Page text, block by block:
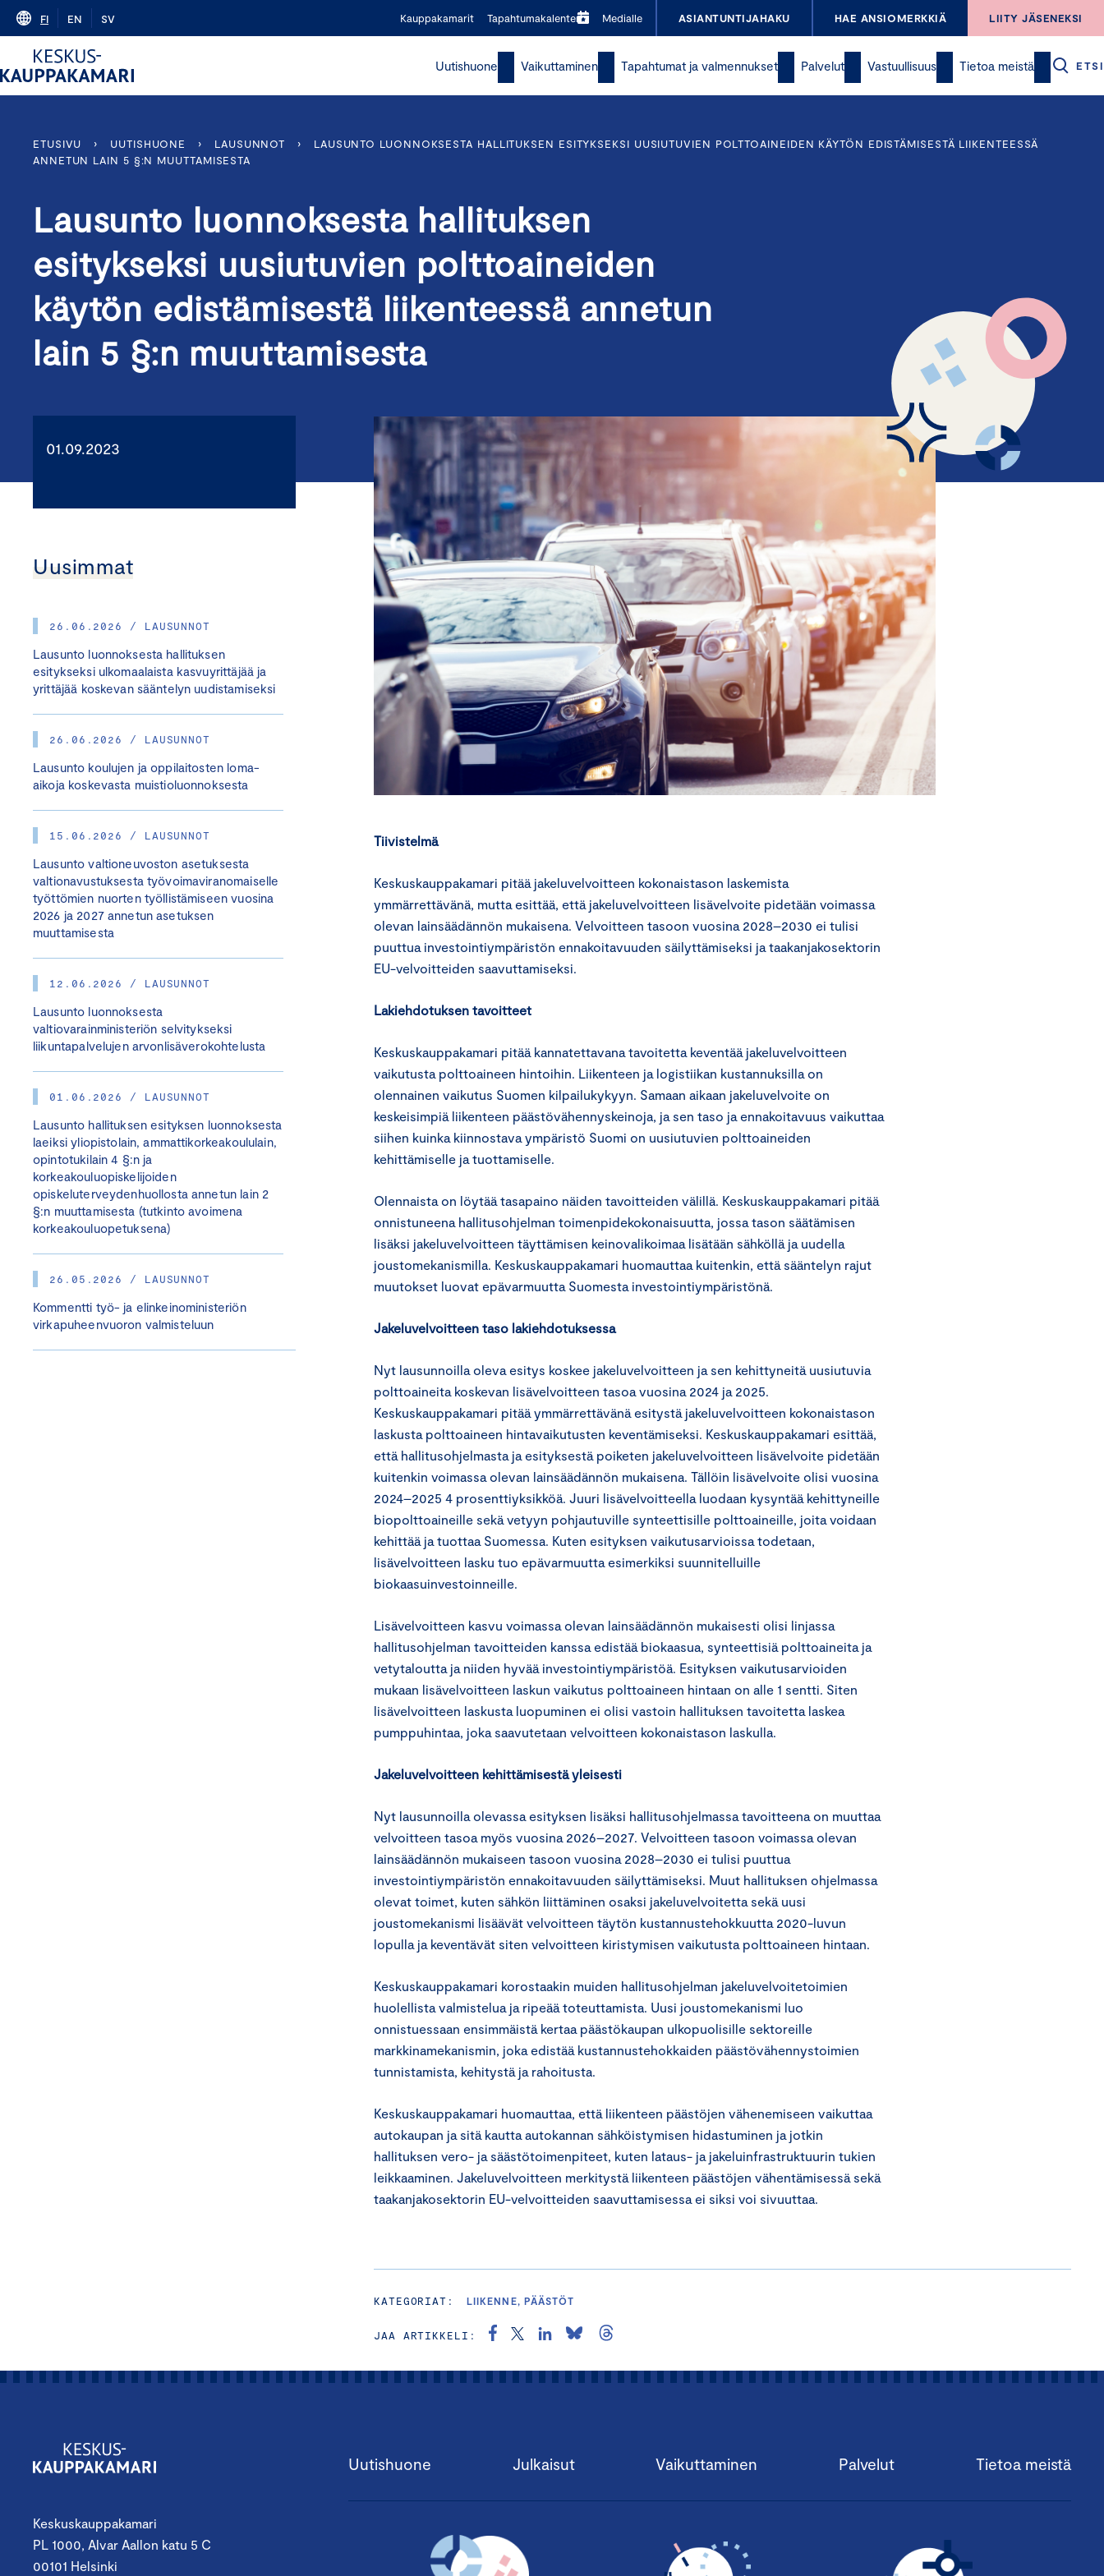
Skip
content
FI EN SV Kauppakamarit Tapahtumakalenteri Medialle ASIANTUNTIJAHAKU HAE ANSIOMERKKIÄ LIITY JÄSENEKSI
Uutishuone Vaikuttaminen Tapahtumat ja valmennukset Palvelut Vastuullisuus Tietoa meistä ETSI
ETUSIVU › UUTISHUONE › LAUSUNNOT ›
LAUSUNTO LUONNOKSESTA HALLITUKSEN ESITYKSEKSI UUSIUTUVIEN POLTTOAINEIDEN KÄYTÖN EDISTÄMISESTÄ LIIKENTEESSÄ
ANNETUN LAIN 5 §:N MUUTTAMISESTA
Lausunto luonnoksesta hallituksen
esitykseksi uusiutuvien polttoaineiden
käytön edistämisestä liikenteessä annetun
lain 5 §:n muuttamisesta
01.09.2023
Uusimmat
26.06.2026 / LAUSUNNOT
Lausunto luonnoksesta hallituksen
esitykseksi ulkomaalaista kasvuyrittäjää ja
yrittäjää koskevan sääntelyn uudistamiseksi
26.06.2026 / LAUSUNNOT
Lausunto koulujen ja oppilaitosten loma-
aikoja koskevasta muistioluonnoksesta
15.06.2026 / LAUSUNNOT
Lausunto valtioneuvoston asetuksesta
valtionavustuksesta työvoimaviranomaiselle
työttömien nuorten työllistämiseen vuosina
2026 ja 2027 annetun asetuksen
muuttamisesta
12.06.2026 / LAUSUNNOT
Lausunto luonnoksesta
valtiovarainministeriön selvitykseksi
liikuntapalvelujen arvonlisäverokohtelusta
01.06.2026 / LAUSUNNOT
Lausunto hallituksen esityksen luonnoksesta
laeiksi yliopistolain, ammattikorkeakoululain,
opintotukilain 4 §:n ja
korkeakouluopiskelijoiden
opiskeluterveydenhuollosta annetun lain 2
§:n muuttamisesta (tutkinto avoimena
korkeakouluopetuksena)
26.05.2026 / LAUSUNNOT
Kommentti työ- ja elinkeinoministeriön
virkapuheenvuoron valmisteluun
Tiivistelmä
Keskuskauppakamari pitää jakeluvelvoitteen kokonaistason laskemista
ymmärrettävänä, mutta esittää, että jakeluvelvoitteen lisävelvoite pidetään voimassa
olevan lainsäädännön mukaisena. Velvoitteen tasoon vuosina 2028–2030 ei tulisi
puuttua investointiympäristön ennakoitavuuden säilyttämiseksi ja taakanjakosektorin
EU-velvoitteiden saavuttamiseksi.
Lakiehdotuksen tavoitteet
Keskuskauppakamari pitää kannatettavana tavoitetta keventää jakeluvelvoitteen
vaikutusta polttoaineen hintoihin. Liikenteen ja logistiikan kustannuksilla on
olennainen vaikutus Suomen kilpailukykyyn. Samaan aikaan jakeluvelvoite on
keskeisimpiä liikenteen päästövähennyskeinoja, ja sen taso ja ennakoitavuus vaikuttaa
siihen kuinka kiinnostava ympäristö Suomi on uusiutuvien polttoaineiden
kehittämiselle ja tuottamiselle.
Olennaista on löytää tasapaino näiden tavoitteiden välillä. Keskuskauppakamari pitää
onnistuneena hallitusohjelman toimenpidekokonaisuutta, jossa tason säätämisen
lisäksi jakeluvelvoitteen täyttämisen keinovalikoimaa lisätään sähköllä ja uudella
joustomekanismilla. Keskuskauppakamari huomauttaa kuitenkin, että sääntelyn rajut
muutokset luovat epävarmuutta Suomesta investointiympäristönä.
Jakeluvelvoitteen taso lakiehdotuksessa
Nyt lausunnoilla oleva esitys koskee jakeluvelvoitteen ja sen kehittyneitä uusiutuvia
polttoaineita koskevan lisävelvoitteen tasoa vuosina 2024 ja 2025.
Keskuskauppakamari pitää ymmärrettävänä esitystä jakeluvelvoitteen kokonaistason
laskusta polttoaineen hintavaikutusten keventämiseksi. Keskuskauppakamari esittää,
että hallitusohjelmasta ja esityksestä poiketen jakeluvelvoitteen lisävelvoite pidetään
kuitenkin voimassa olevan lainsäädännön mukaisena. Tällöin lisävelvoite olisi vuosina
2024–2025 4 prosenttiyksikköä. Juuri lisävelvoitteella luodaan kysyntää kehittyneille
biopolttoaineille sekä vetyyn pohjautuville synteettisille polttoaineille, joita voidaan
kehittää ja tuottaa Suomessa. Kuten esityksen vaikutusarvioissa todetaan,
lisävelvoitteen lasku tuo epävarmuutta esimerkiksi suunnitelluille
biokaasuinvestoinneille.
Lisävelvoitteen kasvu voimassa olevan lainsäädännön mukaisesti olisi linjassa
hallitusohjelman tavoitteiden kanssa edistää biokaasua, synteettisiä polttoaineita ja
vetytaloutta ja niiden hyvää investointiympäristöä. Esityksen vaikutusarvioiden
mukaan lisävelvoitteen laskun vaikutus polttoaineen hintaan on alle 1 sentti. Siten
lisävelvoitteen laskusta luopuminen ei olisi vastoin hallituksen tavoitetta laskea
pumppuhintaa, joka saavutetaan velvoitteen kokonaistason laskulla.
Jakeluvelvoitteen kehittämisestä yleisesti
Nyt lausunnoilla olevassa esityksen lisäksi hallitusohjelmassa tavoitteena on muuttaa
velvoitteen tasoa myös vuosina 2026–2027. Velvoitteen tasoon voimassa olevan
lainsäädännön mukaiseen tasoon vuosina 2028–2030 ei tulisi puuttua
investointiympäristön ennakoitavuuden säilyttämiseksi. Muut hallituksen ohjelmassa
olevat toimet, kuten sähkön liittäminen osaksi jakeluvelvoitetta sekä uusi
joustomekanismi lisäävät velvoitteen täytön kustannustehokkuutta 2020-luvun
lopulla ja keventävät siten velvoitteen kiristymisen vaikutusta polttoaineen hintaan.
Keskuskauppakamari korostaakin muiden hallitusohjelman jakeluvelvoitetoimien
huolellista valmistelua ja ripeää toteuttamista. Uusi joustomekanismi luo
onnistuessaan ensimmäistä kertaa päästökaupan ulkopuolisille sektoreille
markkinamekanismin, joka edistää kustannustehokkaiden päästövähennystoimien
tunnistamista, kehitystä ja rahoitusta.
Keskuskauppakamari huomauttaa, että liikenteen päästöjen vähenemiseen vaikuttaa
autokaupan ja sitä kautta autokannan sähköistymisen hidastuminen ja jotkin
hallituksen vero- ja säästötoimenpiteet, kuten lataus- ja jakeluinfrastruktuurin tukien
leikkaaminen. Jakeluvelvoitteen merkitystä liikenteen päästöjen vähentämisessä sekä
taakanjakosektorin EU-velvoitteiden saavuttamisessa ei siksi voi sivuuttaa.
KATEGORIAT: LIIKENNE, PÄÄSTÖT
JAA ARTIKKELI:
Keskuskauppakamari
PL 1000, Alvar Aallon katu 5 C
00101 Helsinki
Uutishuone Julkaisut Vaikuttaminen Palvelut Tietoa meistä